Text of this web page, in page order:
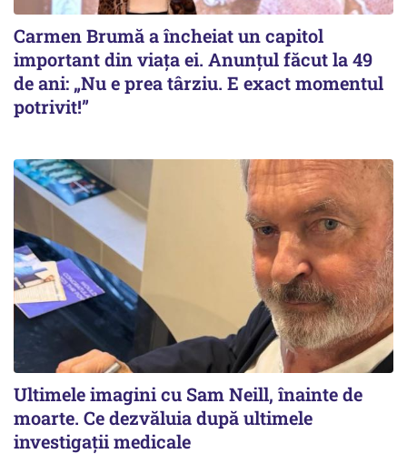
Carmen Brumă a încheiat un capitol
important din viața ei. Anunțul făcut la 49
de ani: „Nu e prea târziu. E exact momentul
potrivit!”
Ultimele imagini cu Sam Neill, înainte de
moarte. Ce dezvăluia după ultimele
investigații medicale